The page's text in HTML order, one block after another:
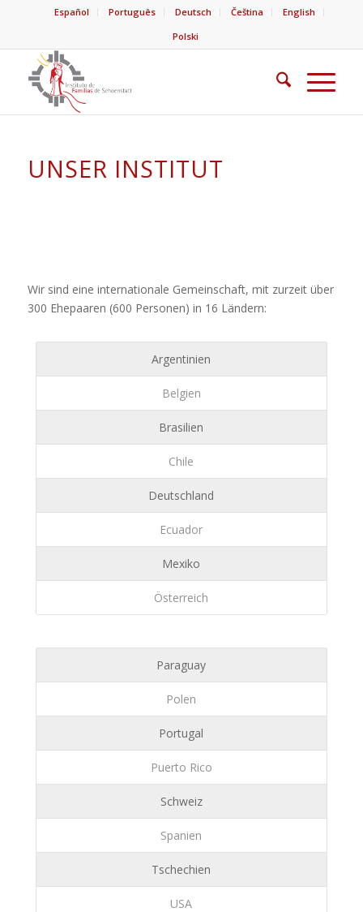
Español Português Deutsch Čeština
English
Polski
UNSER INSTITUT
Wir sind eine internationale Gemeinschaft, mit zurzeit über
300 Ehepaaren (600 Personen) in 16 Ländern:
Argentinien
Belgien
Brasilien
Chile
Deutschland
Ecuador
Mexiko
Österreich
Paraguay
Polen
Portugal
Puerto Rico
Schweiz
Spanien
Tschechien
USA